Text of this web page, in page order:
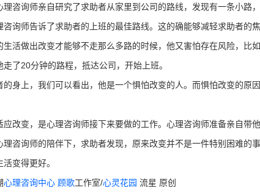
理咨询师亲自研究了求助者从家里到公司的路线，发现有一条小路
咨询师告诉了求助者的上班的最佳路线。这的确能够减轻求助者的
生活做出改变才能够不走那么多路的时候，他又害怕存在风险，比
了20分钟的路程，抵达公司，开始上班。
上，我们可以看出，他是一个惧怕改变的人。而惧怕改变的原
变，是心理咨询师接下来要做的工作。心理咨询师准备亲自带
理咨询师的陪伴下，求助者发现，原来改变并不是一件特别困难的
变得更好。
心理咨询中心 顾歌工作室/心灵花园 流星 原创